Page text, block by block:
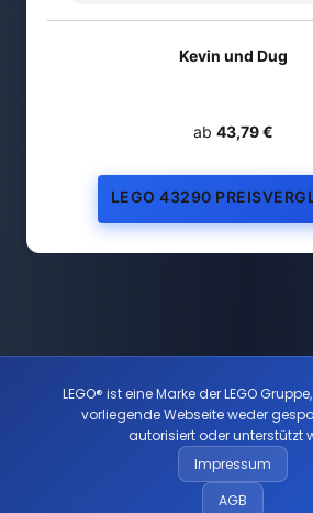
Kevin und Dug
ab 43,79 €
LEGO 43290
LEGO® ist eine Marke der LEGO
vorliegende Webseite weder
autorisiert oder unterstützt
Impressum
AGB